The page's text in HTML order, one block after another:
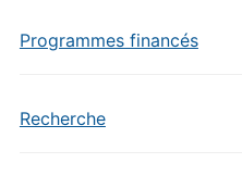
Programmes financés
Recherche